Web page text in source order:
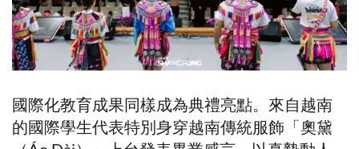
國際化教育成果同樣成為典禮亮點。來自越南
的國際學生代表特別身穿越南傳統服飾「奧黛